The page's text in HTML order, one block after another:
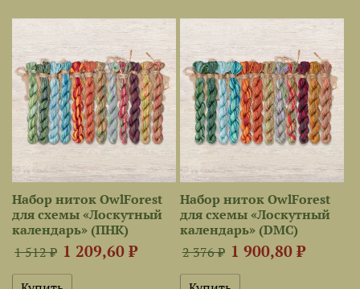
Набор ниток OwlForest
для схемы «Лоскутный
календарь» (ПНК)
1 512 ₽ 1 209,60 ₽
Набор ниток OwlForest
для схемы «Лоскутный
календарь» (DMC)
2 376 ₽ 1 900,80 ₽